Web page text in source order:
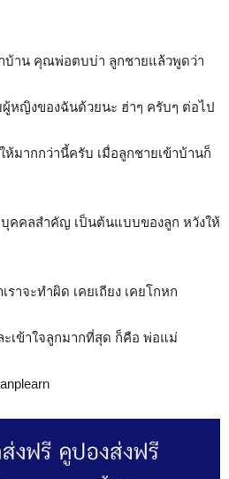
บ้าน คุณพ่อตบบ่า ลูกชายแล้วพูดว่า
ผู้หญิงของฉันด้วยนะ ฮ่าๆ ครับๆ ต่อไป
มากกว่านี้ครับ เมื่อลูกชายเข้าบ้านก็
คลสำคัญ เป็นต้นแบบของลูก หวังให้
าจะทำผิด เคยเถียง เคยโกหก
เข้าใจลูกมากที่สุด ก็คือ พ่อแม่